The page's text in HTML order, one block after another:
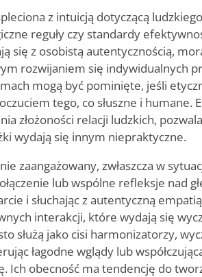
z intuicją dotyczącą
reguły czy standardy
się z osobistą autentycznością,
rozwijaniem się indywidualnych
mogą być pominięte, jeśli
tego, co słuszne i humane.
złożoności relacji ludzkich,
wydają się innym niepraktyczne.
zaangażowany, zwłaszcza w
lub wspólne refleksje nad
i słuchając z autentyczną
interakcji, które wydają się
służą jako cisi harmonizatorzy,
łagodne wglądy lub
Ich obecność ma tendencję do